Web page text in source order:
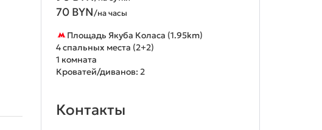
70 BYN/на часы
Площадь Якуба Коласа (1.95km)
4 спальных места (2+2)
1 комната
Кроватей/диванов: 2
Контакты